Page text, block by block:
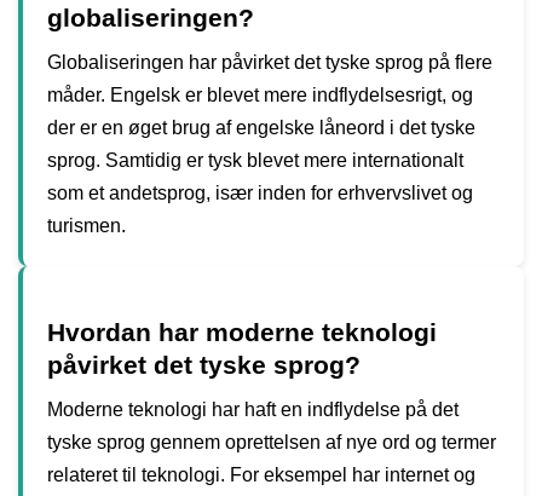
globaliseringen?
Globaliseringen har påvirket det tyske sprog på flere
måder. Engelsk er blevet mere indflydelsesrigt, og
der er en øget brug af engelske låneord i det tyske
sprog. Samtidig er tysk blevet mere internationalt
som et andetsprog, især inden for erhvervslivet og
turismen.
Hvordan har moderne teknologi
påvirket det tyske sprog?
Moderne teknologi har haft en indflydelse på det
tyske sprog gennem oprettelsen af ​​nye ord og termer
relateret til teknologi. For eksempel har internet og